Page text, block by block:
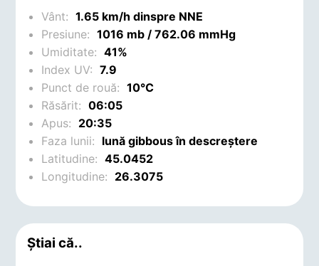
Vânt:1.65 km/h dinspre NNE
Presiune:1016 mb / 762.06 mmHg
Umiditate:41%
Index UV:7.9
Punct de rouă:10°C
Răsărit:06:05
Apus: 20:35
Faza lunii: lună gibbous în descreștere
Latitudine:45.0452
Longitudine: 26.3075
Știai că..